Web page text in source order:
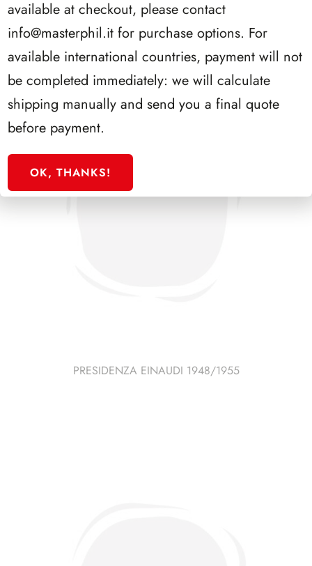
PRESIDENZA EINAUDI 1948/1955
available at checkout, please contact
info@masterphil.it for purchase options. For
available international countries, payment will not
be completed immediately: we will calculate
shipping manually and send you a final quote
before payment.
OK, THANKS!